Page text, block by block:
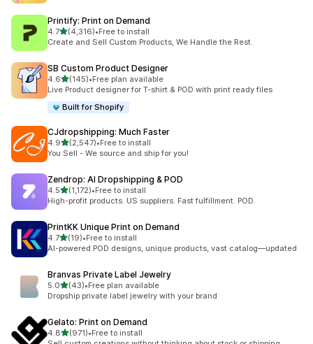
Printify: Print on Demand
4.7เต็ม 5 ดาว
(4,316)
ทั้งหมด 4316 รีวิว
•Free to install
Create and Sell Custom Products, We Handle the Rest.
SB Custom Product Designer
4.6เต็ม 5 ดาว
(145)
ทั้งหมด 145 รีวิว
•Free plan available
Live Product designer for T-shirt & POD with print ready files
Built for Shopify
CJdropshipping: Much Faster
4.9เต็ม 5 ดาว
(2,547)
ทั้งหมด 2547 รีวิว
•Free to install
You Sell - We source and ship for you!
Zendrop: AI Dropshipping & POD
4.5เต็ม 5 ดาว
(1,172)
ทั้งหมด 1172 รีวิว
•Free to install
High-profit products. US suppliers. Fast fulfillment. POD.
PrintKK Unique Print on Demand
4.7เต็ม 5 ดาว
(19)
ทั้งหมด 19 รีวิว
•Free to install
AI-powered POD designs, unique products, vast catalog—updated
Branvas Private Label Jewelry
5.0เต็ม 5 ดาว
(43)
ทั้งหมด 43 รีวิว
•Free plan available
Dropship private label jewelry with your brand
Gelato: Print on Demand
4.8เต็ม 5 ดาว
(971)
ทั้งหมด 971 รีวิว
•Free to install